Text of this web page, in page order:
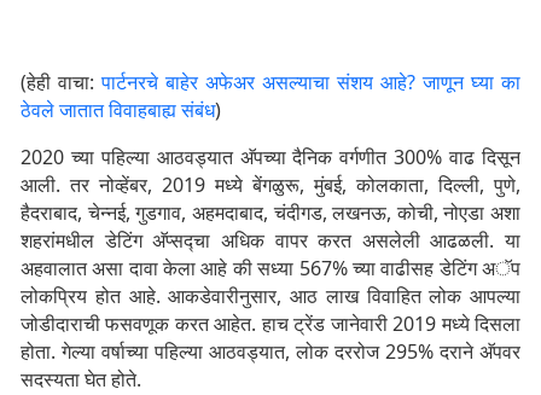
(हेही वाचा:पार्टनरचे बाहेर अफेअर असल्याचा संशय आहे? जाणून घ्या का
ठेवले जातात विवाहबाह्य संबंध)
2020 च्या पहिल्या आठवड्यात अ‍ॅपच्या दैनिक वर्गणीत 300% वाढ दिसून
आली. तर नोव्हेंबर, 2019 मध्ये बेंगळुरू, मुंबई, कोलकाता, दिल्ली, पुणे,
हैदराबाद, चेन्नई, गुडगाव, अहमदाबाद, चंदीगड, लखनऊ, कोची, नोएडा अशा
शहरांमधील डेटिंग अ‍ॅप्सद्चा अधिक वापर करत असलेली आढळली. या
अहवालात असा दावा केला आहे की सध्या 567% च्या वाढीसह डेटिंग अॅप
लोकप्रिय होत आहे. आकडेवारीनुसार, आठ लाख विवाहित लोक आपल्या
जोडीदाराची फसवणूक करत आहेत. हाच ट्रेंड जानेवारी 2019 मध्ये दिसला
होता. गेल्या वर्षाच्या पहिल्या आठवड्यात, लोक दररोज 295% दराने अ‍ॅपवर
सदस्यता घेत होते.